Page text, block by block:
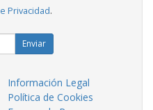
Privacidad.
Enviar
Información Legal
Política de Cookies